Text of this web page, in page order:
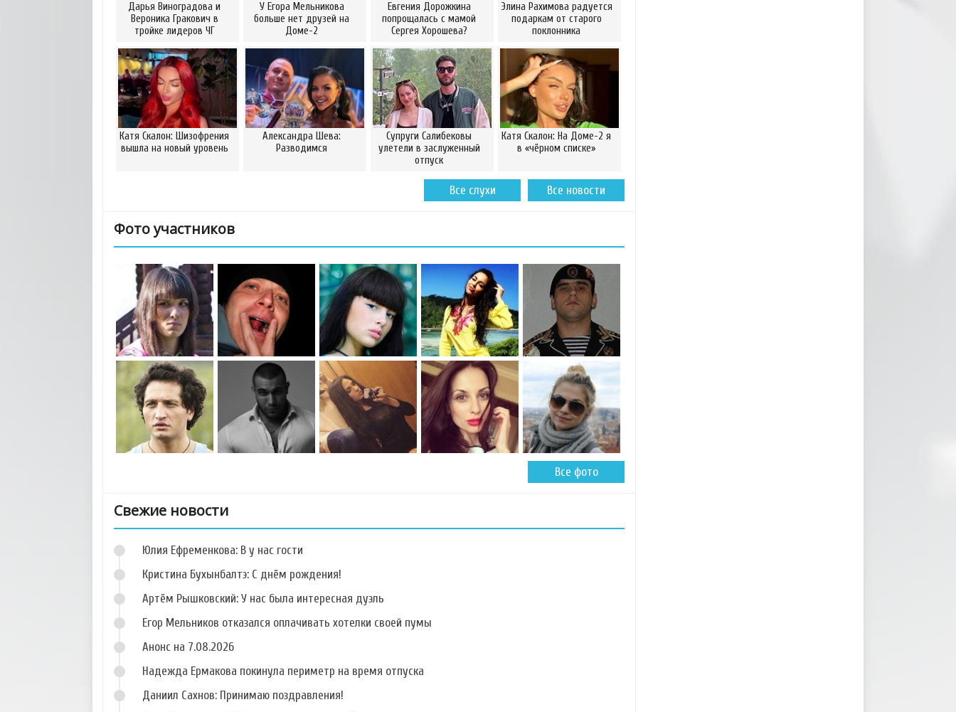
Дарья Виноградова и
Вероника Гракович в
тройке лидеров ЧГ
У Егора Мельникова
больше нет друзей на
Доме-2
Евгения Дорожкина
попрощалась с мамой
Сергея Хорошева?
Элина Рахимова радуется
подаркам от старого
поклонника
Катя Скалон: Шизофрения
вышла на новый уровень
Александра Шева:
Разводимся
Супруги Салибековы
улетели в заслуженный
отпуск
Катя Скалон: На Доме-2 я
в «чёрном списке»
Все новости
Все слухи
Фото участников
Фото Екатерины
Токаревой
Фото Дениса
Фото Нелли
Все фото
Свежие новости
Юлия Ефременкова: В у нас гости
Кристина Бухынбалтэ: С днём рождения!
Артём Рышковский: У нас была интересная дуэль
Егор Мельников отказался оплачивать хотелки своей пумы
Анонс на 7.08.2026
Надежда Ермакова покинула периметр на время отпуска
Даниил Сахнов: Принимаю поздравления!